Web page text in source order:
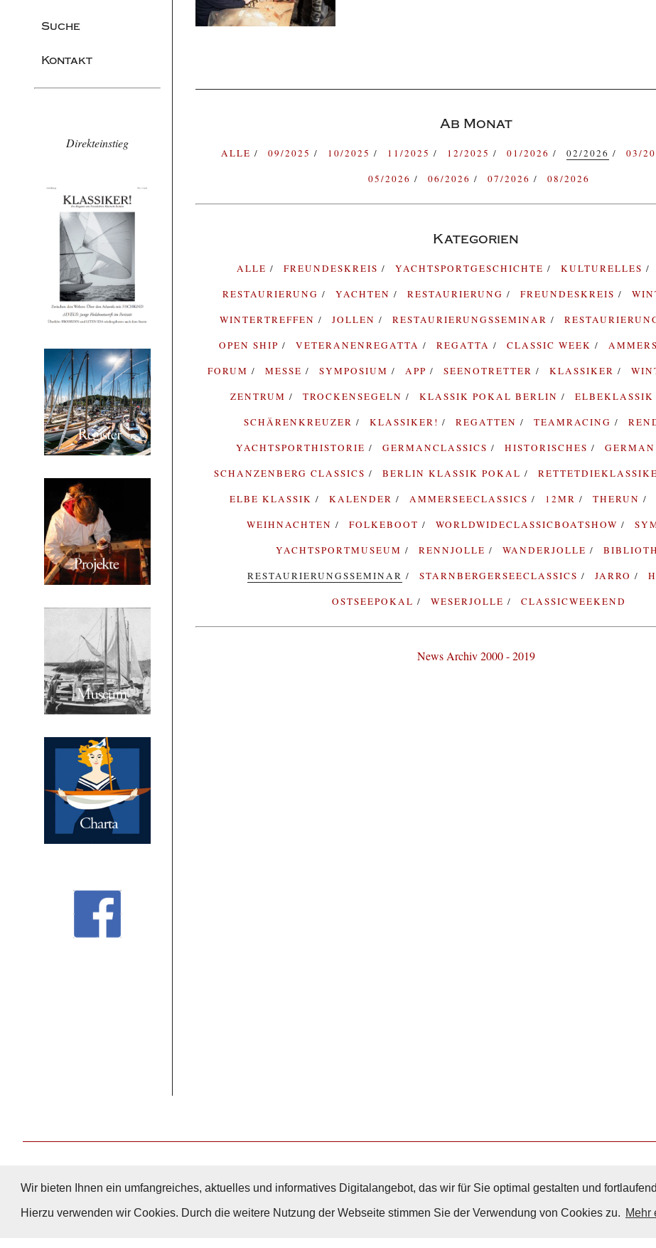
Wir bieten Ihnen ein umfangreiches, aktuelles und informatives Digitalangebot, das wir für Sie optimal gestalten und
Hierzu verwenden wir Cookies. Durch die weitere Nutzung der Webseite stimmen Sie der Verwendung von Cookies zu. Mehr
Suche
Kontakt
Direkteinstieg
Ab Monat
ALLE 09/2025 10/2025 11/2025 12/2025 01/2026 02/2026 03/
05/2026
06/2026 07/2026 08/2026
Kategorien
ALLE FREUNDESKREIS YACHTSPORTGESCHICHTE KULTURELLES
RESTAURIERUNG
YACHTEN RESTAURIERUNG FREUNDESKREIS
WINTERTREFFEN
JOLLEN RESTAURIERUNGSSEMINAR
OPEN SHIP
VETERANENREGATTA REGATTA CLASSIC WEEK
FORUM
MESSE SYMPOSIUM APP SEENOTRETTER KLASSIKER
ZENTRUM
TROCKENSEGELN KLASSIK POKAL BERLIN
SCHÄRENKREUZER
KLASSIKER! REGATTEN TEAMRACING
YACHTSPORTHISTORIE
GERMANCLASSICS HISTORISCHES
SCHANZENBERG CLASSICS
BERLIN KLASSIK POKAL
ELBE KLASSIK
KALENDER AMMERSEECLASSICS 12MR THERUN
WEIHNACHTEN
FOLKEBOOT WORLDWIDECLASSICBOATSHOW
YACHTSPORTMUSEUM
RENNJOLLE WANDERJOLLE
RESTAURIERUNGSSEMINAR
STARNBERGERSEECLASSICS JARRO
OSTSEEPOKAL
WESERJOLLE CLASSICWEEKEND
News Archiv 2000 - 2019
Nach Oben